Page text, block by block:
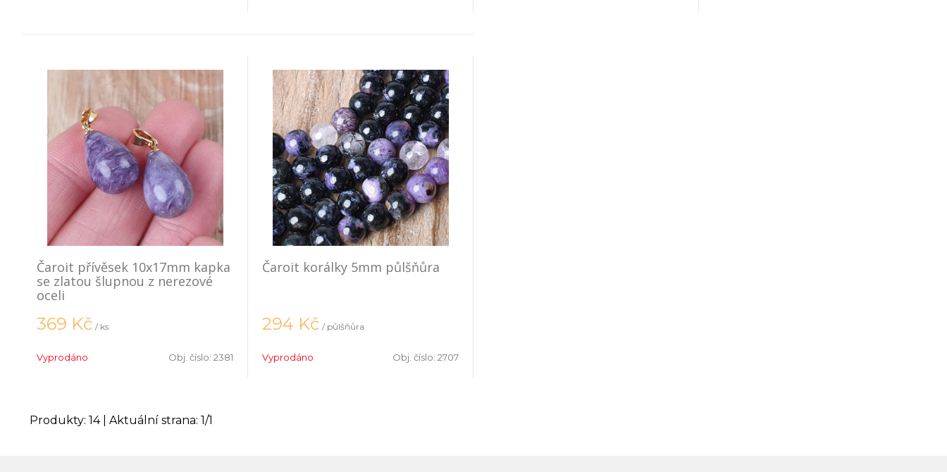
Čaroit přívěsek 10x17mm kapka
se zlatou šlupnou z nerezové
oceli
369 Kč / ks
Vyprodáno Obj. číslo: 2381
Čaroit korálky 5mm půlšňůra
294 Kč / půlšňůra
Vyprodáno Obj. číslo: 2707
Produkty: 14| Aktuální strana: 1/1